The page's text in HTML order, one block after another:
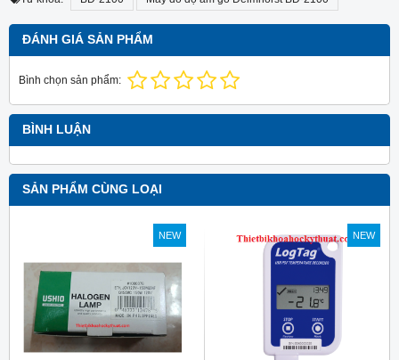
ĐÁNH GIÁ SẢN PHẨM
Bình chọn sản phẩm:
BÌNH LUẬN
SẢN PHẨM CÙNG LOẠI
NEW NEW